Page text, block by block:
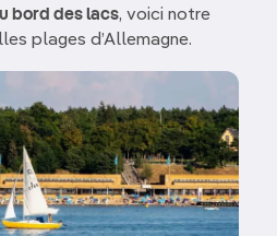
bord des lacs, voici notre
plages d’Allemagne.